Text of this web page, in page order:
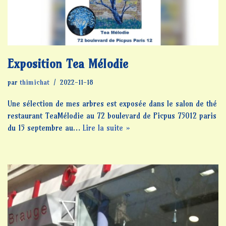
Exposition Tea Mélodie
par thimichat 2022-11-18
Une sélection de mes arbres est exposée dans le salon de thé
restaurant TeaMélodie au 72 boulevard de Picpus 75012 paris
du 15 septembre au… Lire la suite »